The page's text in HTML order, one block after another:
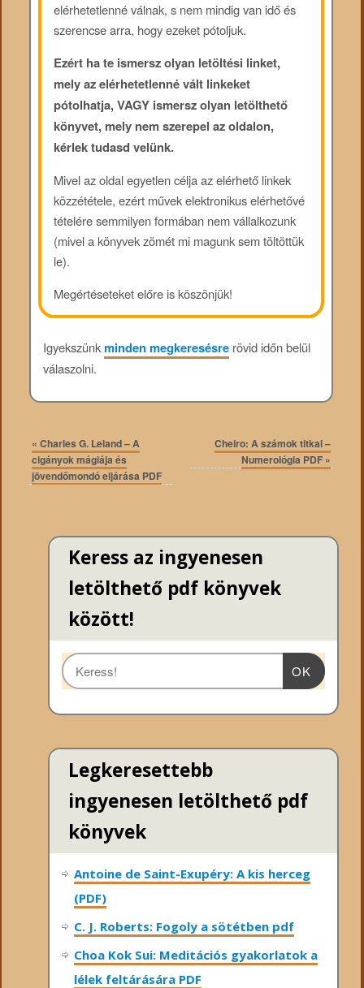
elérhetetlenné válnak, s nem mindig van idő és
szerencse arra, hogy ezeket pótoljuk.
Ezért ha te ismersz olyan letöltési linket,
mely az elérhetetlenné vált linkeket
pótolhatja, VAGY ismersz olyan letölthető
könyvet, mely nem szerepel az oldalon,
kérlek tudasd velünk.
Mivel az oldal egyetlen célja az elérhető linkek
közzététele, ezért művek elektronikus elérhetővé
tételére semmilyen formában nem vállalkozunk
(mivel a könyvek zömét mi magunk sem töltöttük
le).
Megértéseteket előre is köszönjük!
Igyekszünkminden megkeresésrerövid időn belül
válaszolni.
« Charles G. Leland – A
cigányok mágiája és
jövendőmondó eljárása PDF
Cheiro: A számok titkai –
Numerológia PDF »
Keress az ingyenesen
letölthető pdf könyvek
között!
OK
Legkeresettebb
ingyenesen letölthető pdf
könyvek
Antoine de Saint-Exupéry: A kis herceg
(PDF)
C. J. Roberts: Fogoly a sötétben pdf
Choa Kok Sui: Meditációs gyakorlatok a
lélek feltárására PDF